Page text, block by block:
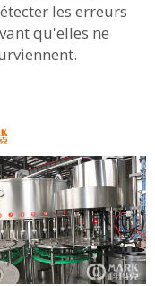
les erreurs
qu'elles ne